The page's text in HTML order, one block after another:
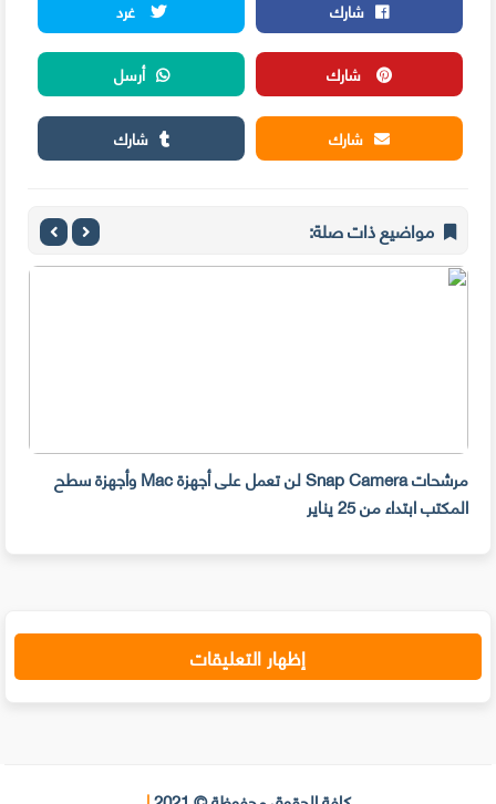
شارك
غرد
شارك
أرسل
شارك
شارك
مواضيع ذات صلة:
مرشحات Snap Camera لن تعمل على أجهزة Mac وأجهزة سطح
المكتب ابتداء من 25 يناير
إظهار التعليقات